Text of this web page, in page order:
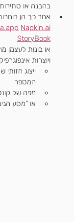
בהבנה או
אחר כך הן
Napkin.ai
StoryBook
ויוצרות
ייצוג
המספר
מפה של
או "מסע